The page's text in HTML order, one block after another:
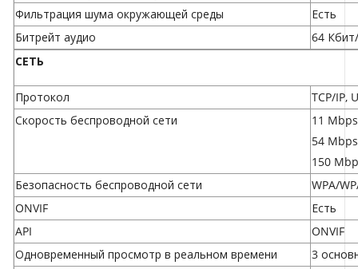
Фильтрация шума окружающей среды
Есть
Битрейт аудио
64
СЕТЬ
Протокол
TCP/IP,
Скорость беспроводной сети
11
54
150
Безопасность беспроводной сети
WPA/
ONVIF
Есть
API
ONVIF
Одновременный просмотр в реальном времени
3